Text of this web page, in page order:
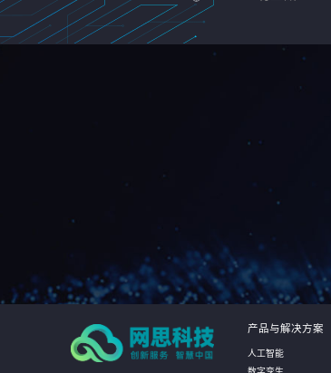
产品与解决方案
人工智能